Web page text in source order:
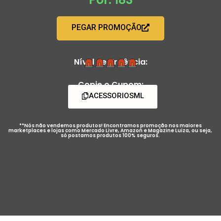
PEGAR PROMOÇÃO
Nível de Urgência:
Copie o Cupom:
ACESSORIOSML
**Nós não vendemos produtos! Encontramos promoção nos maiores
marketplaces e lojas como Mercado Livre, Amazon e Magazine Luiza, ou seja,
só postamos produtos 100% seguros.